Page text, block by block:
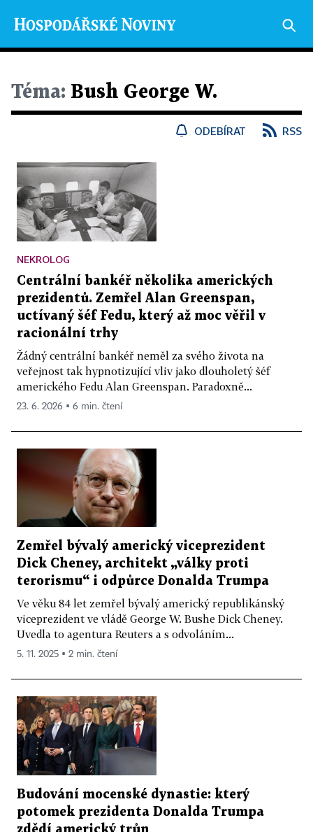
Téma: Bush George W.
ODEBÍRAT RSS
NEKROLOG
Centrální bankéř několika amerických
prezidentů. Zemřel Alan Greenspan,
uctívaný šéf Fedu, který až moc věřil v
racionální trhy
Žádný centrální bankéř neměl za svého života na
veřejnost tak hypnotizující vliv jako dlouholetý šéf
amerického Fedu Alan Greenspan. Paradoxně...
23. 6. 2026 ▪ 6 min. čtení
Zemřel bývalý americký viceprezident
Dick Cheney, architekt „války proti
terorismu“ i odpůrce Donalda Trumpa
Ve věku 84 let zemřel bývalý americký republikánský
viceprezident ve vládě George W. Bushe Dick Cheney.
Uvedla to agentura Reuters a s odvoláním...
5. 11. 2025 ▪ 2 min. čtení
Budování mocenské dynastie: který
potomek prezidenta Donalda Trumpa
zdědí americký trůn